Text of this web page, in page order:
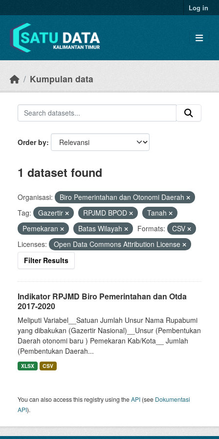
Log in
Kumpulan data
Order by
1 dataset found
Organisasi:
Biro Pemerintahan dan Otonomi Daerah
Tag:
Gazertir RPJMD BPOD
Tanah
Pemekaran
Batas Wilayah Formats:
CSV
Licenses:
Open Data Commons Attribution License
Filter Results
Indikator RPJMD Biro Pemerintahan dan Otda
2017-2020
Meliputi Variabel__Satuan Jumlah Unsur Nama Rupabumi
yang dibakukan (Gazertir Nasional)__Unsur (Pembentukan
Daerah otonomi baru ) Pemekaran Kab/Kota__ Jumlah
(Pembentukan Daerah...
XLSX CSV
You can also access this registry using theAPI (see Dokumentasi
API).